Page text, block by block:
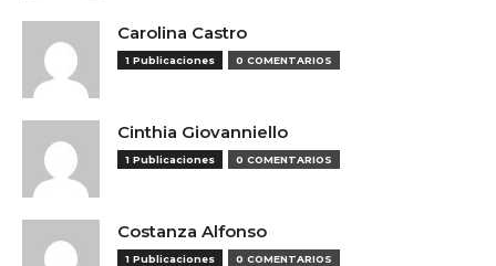
Carolina Castro
1 Publicaciones 0 COMENTARIOS
Cinthia Giovanniello
1 Publicaciones 0 COMENTARIOS
Costanza Alfonso
1 Publicaciones 0 COMENTARIOS